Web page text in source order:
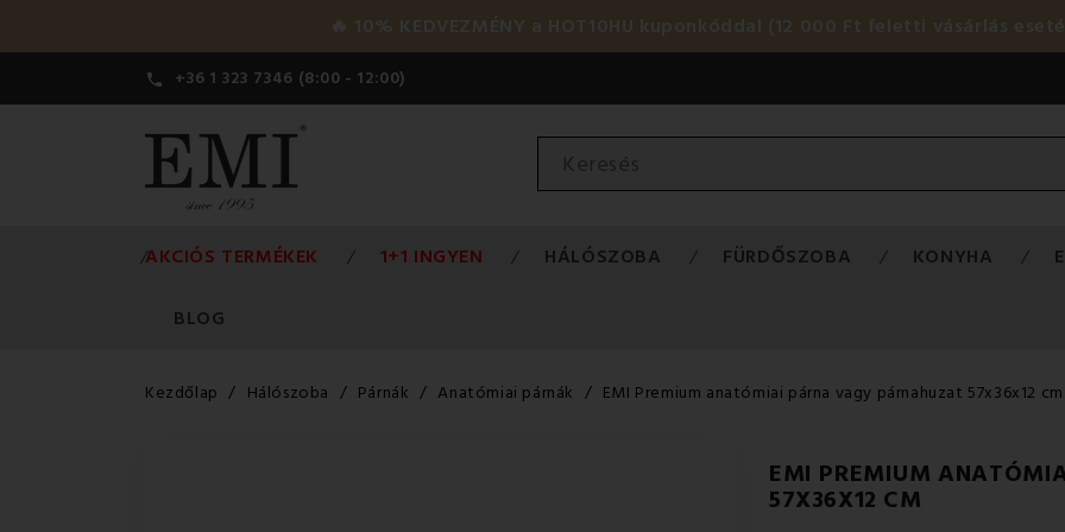
🔥 10% KEDVEZMÉNY a HOT10HU kuponkóddal (12 000 Ft feletti vásárlás
 +36 1 323 7346 (8:00 - 12:00)
AKCIÓS TERMÉKEK 1+1 INGYEN HÁLÓSZOBA FÜRDŐSZOBA KONYHA
BLOG
Kezdőlap Hálószoba Párnák Anatómiai párnák EMI Premium anatómiai párna vagy párnahuzat 57x36x12 cm
EMI PREMIUM
57X36X12 CM